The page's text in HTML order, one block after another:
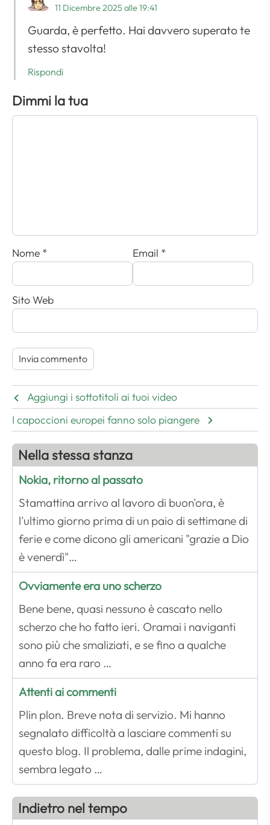
11 Dicembre 2025 alle 19:41
Guarda, è perfetto. Hai davvero superato te
stesso stavolta!
Rispondi
Dimmi la tua
Nome * Email *
Sito Web
Aggiungi i sottotitoli ai tuoi video
I capoccioni europei fanno solo piangere
Nella stessa stanza
Nokia, ritorno al passato
Stamattina arrivo al lavoro di buon'ora, è
l'ultimo giorno prima di un paio di settimane di
ferie e come dicono gli americani "grazie a Dio
è venerdì"…
Ovviamente era uno scherzo
Bene bene, quasi nessuno è cascato nello
scherzo che ho fatto ieri. Oramai i naviganti
sono più che smaliziati, e se fino a qualche
anno fa era raro …
Attenti ai commenti
Plin plon. Breve nota di servizio. Mi hanno
segnalato difficoltà a lasciare commenti su
questo blog. Il problema, dalle prime indagini,
sembra legato …
Indietro nel tempo